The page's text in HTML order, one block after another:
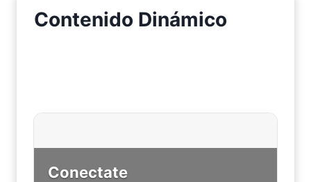
Contenido Dinámico
Conectate